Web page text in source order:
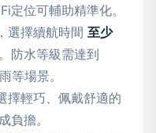
定位可輔助精準化。
選擇續航時間 至少
防水等級需達到
等場景。
擇輕巧、佩戴舒適的
負擔。